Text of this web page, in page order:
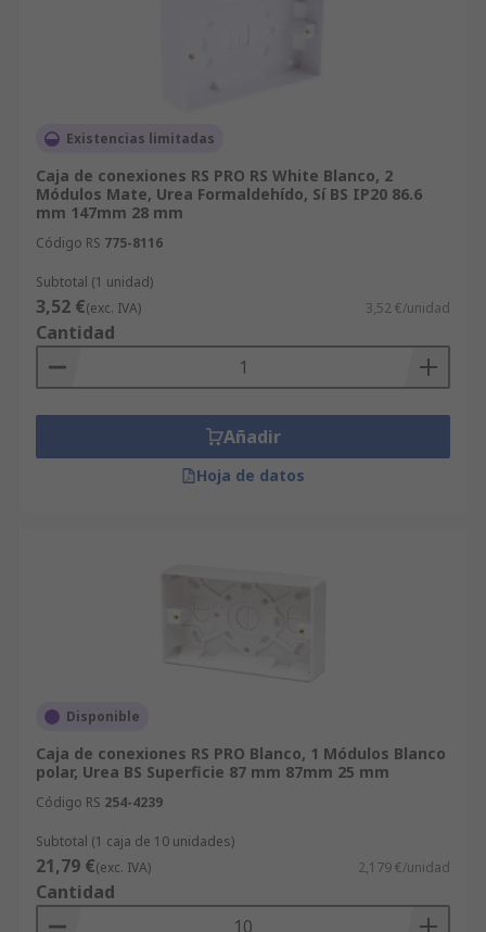
Existencias limitadas
Caja de conexiones RS PRO RS White Blanco, 2
Módulos Mate, Urea Formaldehído, Sí BS IP20 86.6
mm 147mm 28 mm
Código RS 775-8116
Subtotal (1 unidad)
3,52 €(exc. IVA) 3,52 €/unidad
Cantidad
Añadir
Hoja de datos
Disponible
Caja de conexiones RS PRO Blanco, 1 Módulos Blanco
polar, Urea BS Superficie 87 mm 87mm 25 mm
Código RS 254-4239
Subtotal (1 caja de 10 unidades)
21,79 €(exc. IVA) 2,179 €/unidad
Cantidad